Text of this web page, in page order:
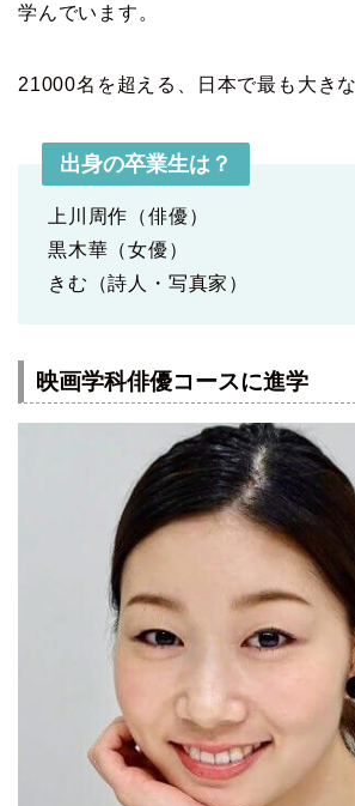
学んでいます。
21000名を超える、日本で最も大き
出身の卒業生は？
上川周作（俳優）
黒木華（女優）
きむ（詩人・写真家）
映画学科俳優コースに進学